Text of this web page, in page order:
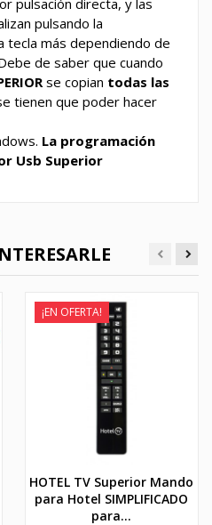
pulsando la
tecla más dependiendo de
de saber que cuando
se copian todas las
tienen que poder hacer
La programación
Usb Superior
¡EN OFERTA!
HOTEL TV Superior Mando
para Hotel SIMPLIFICADO
para...